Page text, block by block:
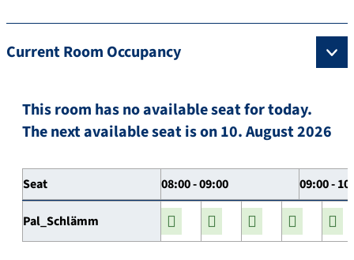
Current Room Occupancy
This room has no available seat for today.
The next available seat is on 10. August 2026
Seat 08:00 - 09:00 09:00 -
Pal_Schlämm